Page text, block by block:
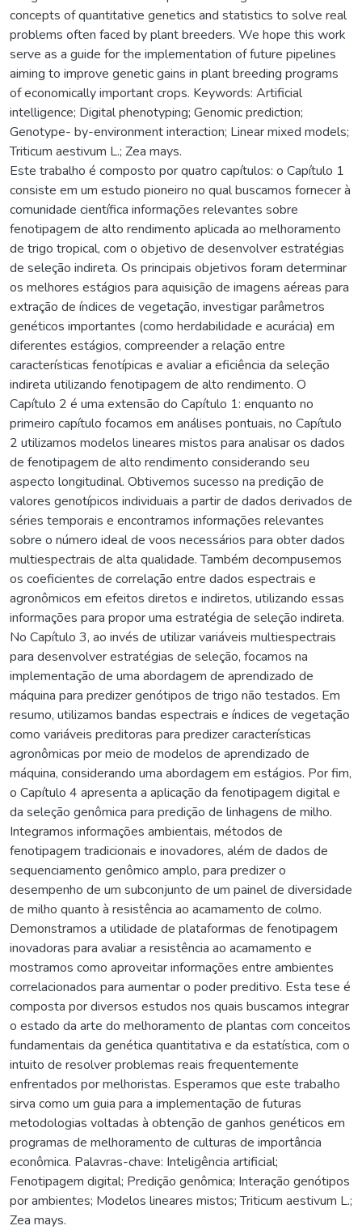
concepts of quantitative genetics and statistics to solve real
problems often faced by plant breeders. We hope this work
serve as a guide for the implementation of future pipelines
aiming to improve genetic gains in plant breeding programs
of economically important crops. Keywords: Artificial
intelligence; Digital phenotyping; Genomic prediction;
Genotype- by-environment interaction; Linear mixed models;
Triticum aestivum L.; Zea mays.
Este trabalho é composto por quatro capítulos: o Capítulo 1
consiste em um estudo pioneiro no qual buscamos fornecer à
comunidade científica informações relevantes sobre
fenotipagem de alto rendimento aplicada ao melhoramento
de trigo tropical, com o objetivo de desenvolver estratégias
de seleção indireta. Os principais objetivos foram determinar
os melhores estágios para aquisição de imagens aéreas para
extração de índices de vegetação, investigar parâmetros
genéticos importantes (como herdabilidade e acurácia) em
diferentes estágios, compreender a relação entre
características fenotípicas e avaliar a eficiência da seleção
indireta utilizando fenotipagem de alto rendimento. O
Capítulo 2 é uma extensão do Capítulo 1: enquanto no
primeiro capítulo focamos em análises pontuais, no Capítulo
2 utilizamos modelos lineares mistos para analisar os dados
de fenotipagem de alto rendimento considerando seu
aspecto longitudinal. Obtivemos sucesso na predição de
valores genotípicos individuais a partir de dados derivados de
séries temporais e encontramos informações relevantes
sobre o número ideal de voos necessários para obter dados
multiespectrais de alta qualidade. Também decompusemos
os coeficientes de correlação entre dados espectrais e
agronômicos em efeitos diretos e indiretos, utilizando essas
informações para propor uma estratégia de seleção indireta.
No Capítulo 3, ao invés de utilizar variáveis multiespectrais
para desenvolver estratégias de seleção, focamos na
implementação de uma abordagem de aprendizado de
máquina para predizer genótipos de trigo não testados. Em
resumo, utilizamos bandas espectrais e índices de vegetação
como variáveis preditoras para predizer características
agronômicas por meio de modelos de aprendizado de
máquina, considerando uma abordagem em estágios. Por fim,
o Capítulo 4 apresenta a aplicação da fenotipagem digital e
da seleção genômica para predição de linhagens de milho.
Integramos informações ambientais, métodos de
fenotipagem tradicionais e inovadores, além de dados de
sequenciamento genômico amplo, para predizer o
desempenho de um subconjunto de um painel de diversidade
de milho quanto à resistência ao acamamento de colmo.
Demonstramos a utilidade de plataformas de fenotipagem
inovadoras para avaliar a resistência ao acamamento e
mostramos como aproveitar informações entre ambientes
correlacionados para aumentar o poder preditivo. Esta tese é
composta por diversos estudos nos quais buscamos integrar
o estado da arte do melhoramento de plantas com conceitos
fundamentais da genética quantitativa e da estatística, com o
intuito de resolver problemas reais frequentemente
enfrentados por melhoristas. Esperamos que este trabalho
sirva como um guia para a implementação de futuras
metodologias voltadas à obtenção de ganhos genéticos em
programas de melhoramento de culturas de importância
econômica. Palavras-chave: Inteligência artificial;
Fenotipagem digital; Predição genômica; Interação genótipos
por ambientes; Modelos lineares mistos; Triticum aestivum L.;
Zea mays.